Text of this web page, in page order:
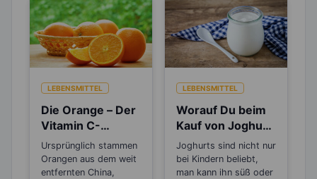
LEBENSMITTEL
Die Orange – Der
Vitamin C-
Booster für die
kalte Jahreszeit
Ursprünglich stammen
Orangen aus dem weit
entfernten China,
LEBENSMITTEL
Worauf Du beim
Kauf von Joghurt
achten solltest
Joghurts sind nicht nur
bei Kindern beliebt,
man kann ihn süß oder